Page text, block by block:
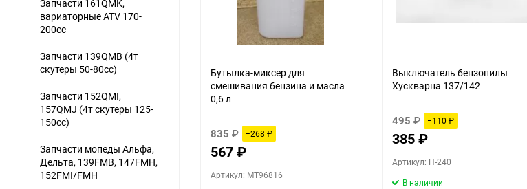
Запчасти 161QMK,
вариаторные ATV 170-
200cc
Запчасти 139QMB (4т
скутеры 50-80сс)
Запчасти 152QMI,
157QMJ (4т скутеры 125-
150сс)
Запчасти мопеды Альфа,
Дельта, 139FMB, 147FMH,
152FMI/FMH
Бутылка-миксер для
смешивания бензина и масла
0,6 л
835 ₽ −268 ₽
567₽
Артикул: MT96816
Выключатель бензопилы
Хускварна 137/142
495 ₽ −110 ₽
385₽
Артикул: H-240
В наличии